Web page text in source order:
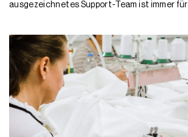
ausgezeichnetes Support-Team ist immer